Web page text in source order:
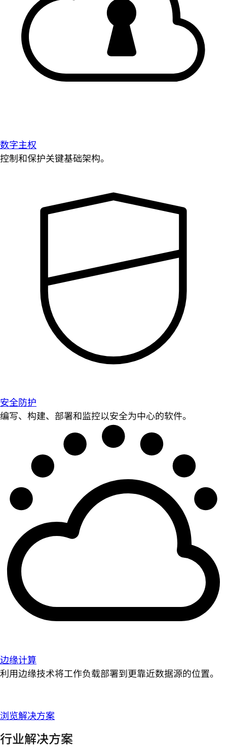
数字主权
控制和保护关键基础架构。
安全防护
编写、构建、部署和监控以安全为中心的软件。
边缘计算
利用边缘技术将工作负载部署到更靠近数据源的位置。
浏览解决方案
行业解决方案